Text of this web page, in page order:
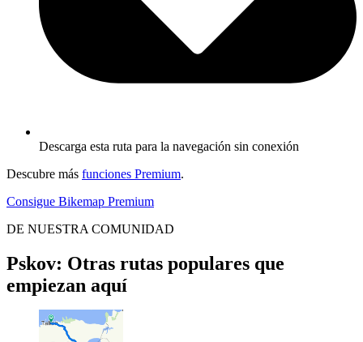
Descarga esta ruta para la navegación sin conexión
Descubre más funciones Premium.
Consigue Bikemap Premium
DE NUESTRA COMUNIDAD
Pskov: Otras rutas populares que
empiezan aquí